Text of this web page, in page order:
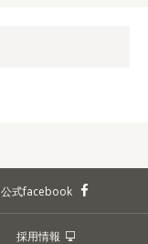
公式facebook
採用情報